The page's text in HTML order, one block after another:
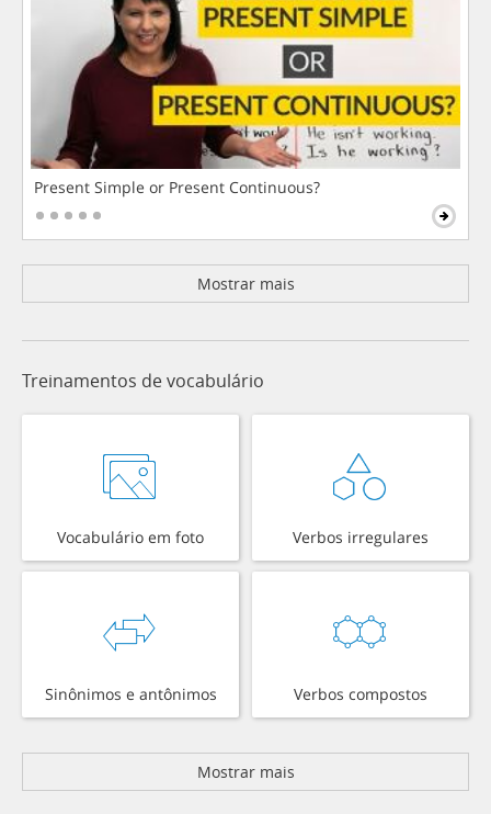
Present Simple or Present Continuous?
Mostrar mais
Treinamentos de vocabulário
Vocabulário em foto Verbos irregulares
Sinônimos e antônimos Verbos compostos
Mostrar mais